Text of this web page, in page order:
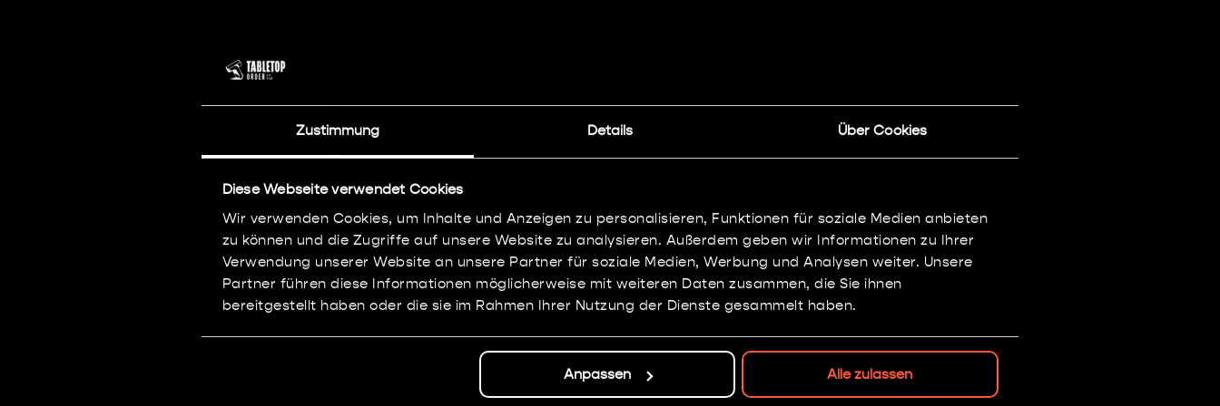
Zustimmung Details Über Cookies
Diese Webseite verwendet Cookies
Wir verwenden Cookies, um Inhalte und Anzeigen zu personalisieren, Funktionen für soziale Medien anbieten
zu können und die Zugriffe auf unsere Website zu analysieren. Außerdem geben wir Informationen zu Ihrer
Verwendung unserer Website an unsere Partner für soziale Medien, Werbung und Analysen weiter. Unsere
Partner führen diese Informationen möglicherweise mit weiteren Daten zusammen, die Sie ihnen
bereitgestellt haben oder die sie im Rahmen Ihrer Nutzung der Dienste gesammelt haben.
Anpassen Alle zulassen
Primaris Lieutenant Deathwatch
Painting: Level 4
Nice isn't it?